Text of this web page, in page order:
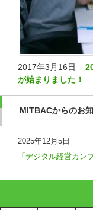
2017年3月16日
が始まりました！
MITBACからのお
2025年12月5日
「デジタル経営カン